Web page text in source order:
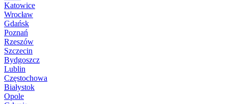
Katowice
Wrocław
Gdańsk
Poznań
Rzeszów
Szczecin
Bydgoszcz
Lublin
Częstochowa
Białystok
Opole